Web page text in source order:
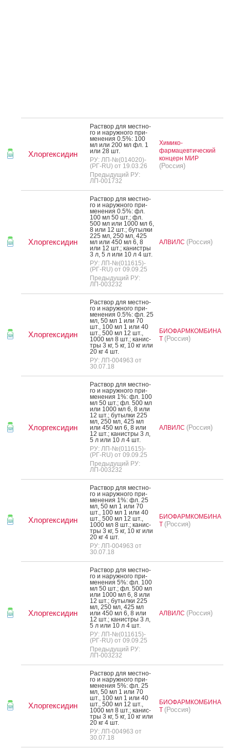
Хлоргексидин
Рас­твор для мес­тно­
го и на­руж­но­го при­
мене­ния 0.5%: 100
мл или 200 мл фл. 1
или 28 шт.
РУ: ЛП-№(014020)-
(РГ-RU) от 19.03.26
Предыдущий РУ:
ЛП-001732
Химико-
фармацевтический
концерн МИР
(Россия)
Хлоргексидин
Рас­твор для мес­тно­
го и на­руж­но­го при­
мене­ния 0.5%: фл.
100 мл 50 шт.; фл.
500 мл или 1000 мл 6,
8 или 12 шт.; бу­тыл­ки
225 мл, 250 мл, 425
мл или 450 мл 6, 8
или 12 шт.; ка­нис­тры
3 л, 5 л или 10 л 4 шт.
РУ: ЛП-№(011615)-
(РГ-RU) от 09.09.25
Предыдущий РУ:
ЛП-003232
АЛВИЛС (Россия)
Хлоргексидин
Рас­твор для мес­тно­
го и на­руж­но­го при­
мене­ния 0.5%: фл. 25
мл, 50 мл 1 или 70
шт., 100 мл 1 или 40
шт., 500 мл 12 шт.,
1000 мл 8 шт.; ка­нис­
тры 3 кг, 5 кг, 10 кг или
20 кг 4 шт.
РУ: ЛП-004963 от
30.07.18
БИОФАРМКОМБИНА
Т (Россия)
Хлоргексидин
Рас­твор для мес­тно­
го и на­руж­но­го при­
мене­ния 1%: фл. 100
мл 50 шт.; фл. 500 мл
или 1000 мл 6, 8 или
12 шт.; бу­тыл­ки 225
мл, 250 мл, 425 мл
или 450 мл 6, 8 или
12 шт.; ка­нис­тры 3 л,
5 л или 10 л 4 шт.
РУ: ЛП-№(011615)-
(РГ-RU) от 09.09.25
Предыдущий РУ:
ЛП-003232
АЛВИЛС (Россия)
Хлоргексидин
Рас­твор для мес­тно­
го и на­руж­но­го при­
мене­ния 1%: фл. 25
мл, 50 мл 1 или 70
шт., 100 мл 1 или 40
шт., 500 мл 12 шт.,
1000 мл 8 шт.; ка­нис­
тры 3 кг, 5 кг, 10 кг или
20 кг 4 шт.
РУ: ЛП-004963 от
30.07.18
БИОФАРМКОМБИНА
Т (Россия)
Хлоргексидин
Рас­твор для мес­тно­
го и на­руж­но­го при­
мене­ния 5%: фл. 100
мл 50 шт.; фл. 500 мл
или 1000 мл 6, 8 или
12 шт.; бу­тыл­ки 225
мл, 250 мл, 425 мл
или 450 мл 6, 8 или
12 шт.; ка­нис­тры 3 л,
5 л или 10 л 4 шт.
РУ: ЛП-№(011615)-
(РГ-RU) от 09.09.25
Предыдущий РУ:
ЛП-003232
АЛВИЛС (Россия)
Хлоргексидин
Рас­твор для мес­тно­
го и на­руж­но­го при­
мене­ния 5%: фл. 25
мл, 50 мл 1 или 70
шт., 100 мл 1 или 40
шт., 500 мл 12 шт.,
1000 мл 8 шт.; ка­нис­
тры 3 кг, 5 кг, 10 кг или
20 кг 4 шт.
РУ: ЛП-004963 от
30.07.18
БИОФАРМКОМБИНА
Т (Россия)